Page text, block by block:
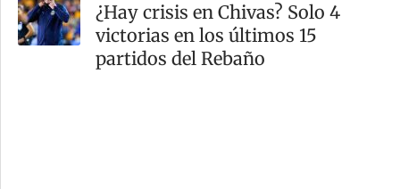
¿Hay crisis en Chivas? Solo 4
victorias en los últimos 15
partidos del Rebaño